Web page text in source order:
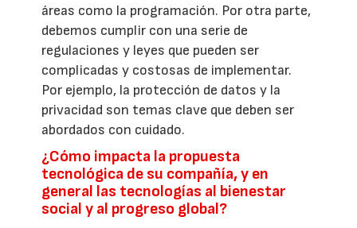
áreas como la programación. Por otra parte,
debemos cumplir con una serie de
regulaciones y leyes que pueden ser
complicadas y costosas de implementar.
Por ejemplo, la protección de datos y la
privacidad son temas clave que deben ser
abordados con cuidado.
¿Cómo impacta la propuesta
tecnológica de su compañía, y en
general las tecnologías al bienestar
social y al progreso global?